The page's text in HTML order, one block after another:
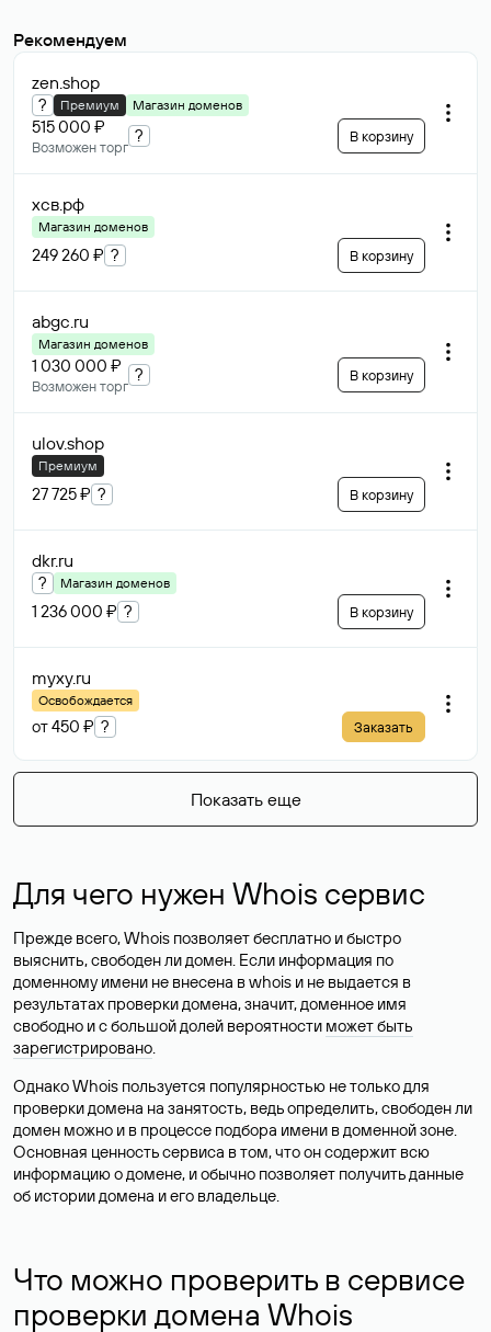
Рекомендуем
zen.shop
? Премиум Магазин доменов
515 000 ₽
Возможен торг
? В корзину
хсв.рф
Магазин доменов
249 260 ₽ ? В корзину
abgc.ru
Магазин доменов
1 030 000 ₽
Возможен торг
? В корзину
ulov.shop
Премиум
27 725 ₽ ? В корзину
dkr.ru
? Магазин доменов
1 236 000 ₽ ? В корзину
myxy.ru
Освобождается
от 450 ₽ ? Заказать
Показать еще
Для чего нужен Whois сервис
Прежде всего, Whois позволяет бесплатно и быстро
выяснить, свободен ли домен. Если информация по
доменному имени не внесена в whois и не выдается в
результатах проверки домена, значит, доменное имя
свободно и с большой долей вероятности может быть
зарегистрировано.
Однако Whois пользуется популярностью не только для
проверки домена на занятость, ведь определить, свободен ли
домен можно и в процессе подбора имени в доменной зоне.
Основная ценность сервиса в том, что он содержит всю
информацию о домене, и обычно позволяет получить данные
об истории домена и его владельце.
Что можно проверить в сервисе
проверки домена Whois